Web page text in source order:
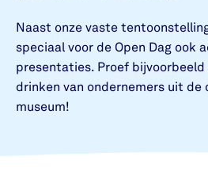
Naast onze vaste
speciaal voor de Open Dag ook
presentaties. Proef
drinken van ondernemers uit de
museum!